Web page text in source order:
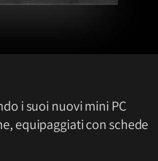
i suoi nuovi mini PC
equipaggiati con schede